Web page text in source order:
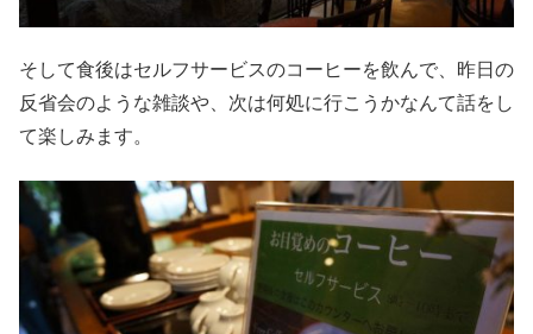
そして食後はセルフサービスのコーヒーを飲んで、昨日の
反省会のような雑談や、次は何処に行こうかなんて話をし
て楽しみます。